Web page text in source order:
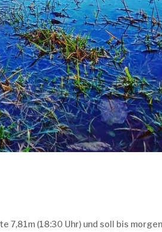
7,81m (18:30 Uhr) und soll bis